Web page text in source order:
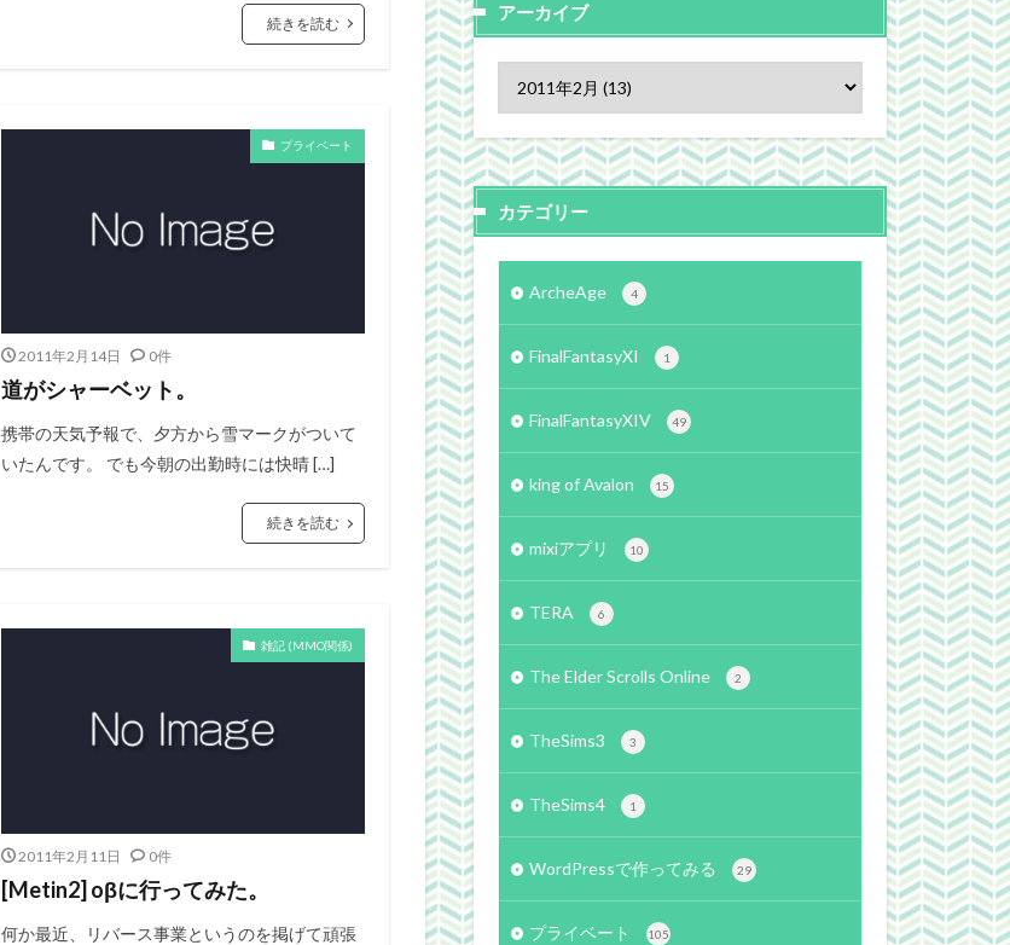
続きを読む
プライベート
2011年2月14日 0件
道がシャーベット。
携帯の天気予報で、夕方から雪マークがついて
いたんです。 でも今朝の出勤時には快晴 […]
続きを読む
雑記 (MMO関係)
2011年2月11日 0件
[Metin2] oβに行ってみた。
何か最近、リバース事業というのを掲げて頑張
アーカイブ
カテゴリー
ArcheAge 4
FinalFantasyXI 1
FinalFantasyXIV 49
king of Avalon 15
mixiアプリ 10
TERA 6
The Elder Scrolls Online 2
TheSims3 3
TheSims4 1
WordPressで作ってみる 29
プライベート 105